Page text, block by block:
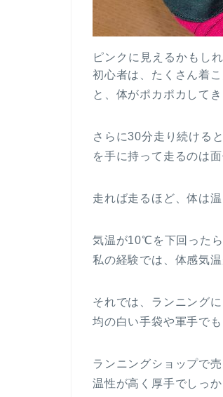
ピンクに見えるかもし
初心者は、たくさん着
と、体がポカポカしてき
さらに30分走り続ける
を手に持って走るのは
走れば走るほど、体は
気温が10℃を下回ったら
私の経験では、体感気
それでは、ランニング
均の白い手袋や軍手で
ランニングショップで
温性が高く厚手でしっ